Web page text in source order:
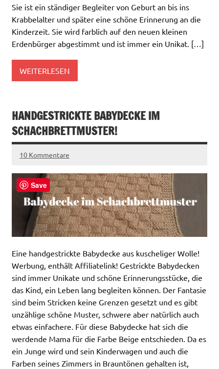
Sie ist ein ständiger Begleiter von Geburt an bis ins
Krabbelalter und später eine schöne Erinnerung an die
Kinderzeit. Sie wird farblich auf den neuen kleinen
Erdenbürger abgestimmt und ist immer ein Unikat. […]
WEITERLESEN
HANDGESTRICKTE BABYDECKE IM
SCHACHBRETTMUSTER!
10 Kommentare
Eine handgestrickte Babydecke aus kuscheliger Wolle!
Werbung, enthält Affiliatelink! Gestrickte Babydecken
sind immer Unikate und schöne Erinnerungsstücke, die
das Kind, ein Leben lang begleiten können. Der Fantasie
sind beim Stricken keine Grenzen gesetzt und es gibt
unzählige schöne Muster, schwere aber natürlich auch
etwas einfachere. Für diese Babydecke hat sich die
werdende Mama für die Farbe Beige entschieden. Da es
ein Junge wird und sein Kinderwagen und auch die
Farben seines Zimmers in Brauntönen gehalten ist,
Save